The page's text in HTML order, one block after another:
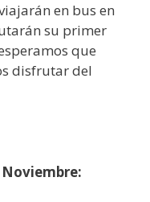
en bus en
su primer
que
disfrutar del